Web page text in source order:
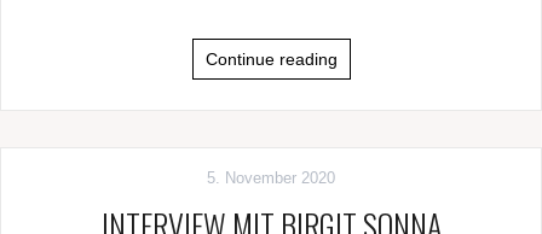
Continue reading
5. November 2020